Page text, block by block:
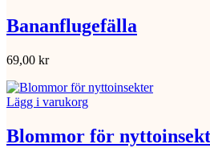
Bananflugefälla
69,00 kr
Lägg i varukorg
Blommor för